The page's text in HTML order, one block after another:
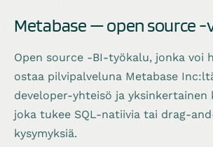
Metabase — open source
Open source -BI-työkalu, jonka voi
ostaa pilvipalveluna Metabase
developer-yhteisö ja
joka tukee SQL-natiivia tai drag-
kysymyksiä.